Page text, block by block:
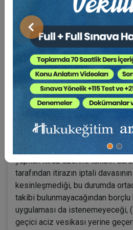
Önceki
ve zarar verme kastının işlemin
veya bilinmesini gerektiren açık
hallerde tasarrufun iptal edileceği
düzenlendiğinden yapılan
irdelenmelidir. Öte yandan
iptal nedenleri sayılmış olup bu
nedenlerinin gerçekleşip
olunmalıdır.
Ör. İstinaf incelemesi - icra
davası bulunması halinde:
Somut olayda, davalı borçlu
yapılan itiraz üzerine takibin
tarafından itirazın iptali
kesinleşmediği, bu durumda
takibi bulunmayacağından borçlu
uygulaması da istenemeyeceği,
geçici aciz vesikası yerine